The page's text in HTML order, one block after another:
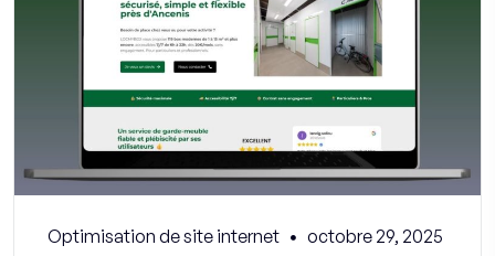
Optimisation de site internet octobre 29, 2025